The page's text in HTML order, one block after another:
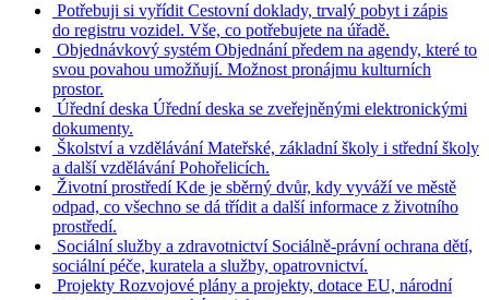
Potřebuji si vyřídit Cestovní doklady, trvalý pobyt i zápis
do registru vozidel. Vše, co potřebujete na úřadě.
Objednávkový systém Objednání předem na agendy, které to
svou povahou umožňují. Možnost pronájmu kulturních
prostor.
Úřední deska Úřední deska se zveřejněnými elektronickými
dokumenty.
Školství a vzdělávání Mateřské, základní školy i střední školy
a další vzdělávání Pohořelicích.
Životní prostředí Kde je sběrný dvůr, kdy vyváží ve městě
odpad, co všechno se dá třídit a další informace z životního
prostředí.
Sociální služby a zdravotnictví Sociálně-právní ochrana dětí,
sociální péče, kuratela a služby, opatrovnictví.
Projekty Rozvojové plány a projekty, dotace EU, národní